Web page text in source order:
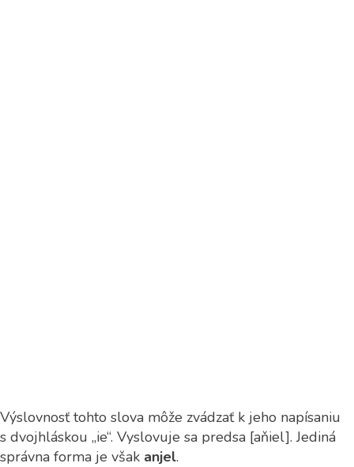
Výslovnosť tohto slova môže zvádzať k jeho napísaniu
s dvojhláskou „ie“. Vyslovuje sa predsa [aňiel]. Jediná
správna forma je však anjel.